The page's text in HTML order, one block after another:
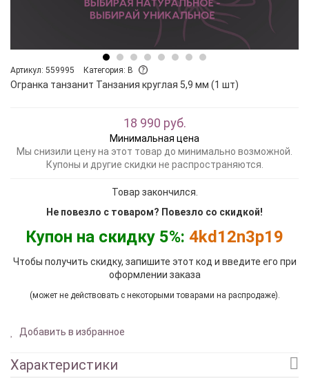
Артикул: 559995 Категория: B
Огранка танзанит Танзания круглая 5,9 мм (1 шт)
18 990 руб.
Минимальная цена
Мы снизили цену на этот товар до минимально возможной.
Купоны и другие скидки не распространяются.
Товар закончился.
Не повезло с товаром? Повезло со скидкой!
Купон на скидку 5%: 4kd12n3p19
Чтобы получить скидку, запишите этот код и введите его при
оформлении заказа
(может не действовать с некоторыми товарами на распродаже).
Добавить в избранное
Характеристики